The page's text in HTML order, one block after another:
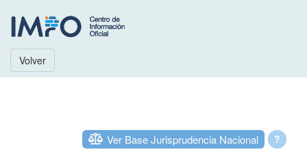
Volver
?
Ver Base Jurisprudencia Nacional